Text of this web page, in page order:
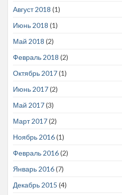
Август 2018 (1)
Июнь 2018 (1)
Май 2018 (2)
Февраль 2018 (2)
Октябрь 2017(1)
Июнь 2017(2)
Май 2017(3)
Март 2017(2)
Ноябрь 2016(1)
Февраль 2016(2)
Январь 2016(7)
Декабрь 2015 (4)